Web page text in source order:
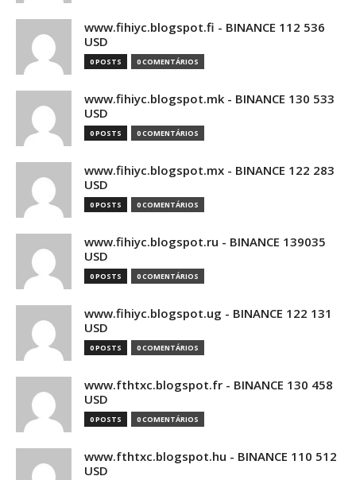
www.fihiyc.blogspot.fi - BINANCE 112 536
USD
0 POSTS 0 COMENTÁRIOS
www.fihiyc.blogspot.mk - BINANCE 130 533
USD
0 POSTS 0 COMENTÁRIOS
www.fihiyc.blogspot.mx - BINANCE 122 283
USD
0 POSTS 0 COMENTÁRIOS
www.fihiyc.blogspot.ru - BINANCE 139035
USD
0 POSTS 0 COMENTÁRIOS
www.fihiyc.blogspot.ug - BINANCE 122 131
USD
0 POSTS 0 COMENTÁRIOS
www.fthtxc.blogspot.fr - BINANCE 130 458
USD
0 POSTS 0 COMENTÁRIOS
www.fthtxc.blogspot.hu - BINANCE 110 512
USD